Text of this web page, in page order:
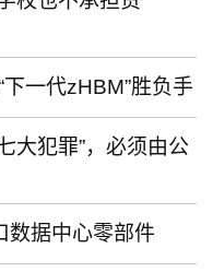
一代zHBM”胜负手
大犯罪”，必须由公
数据中心零部件